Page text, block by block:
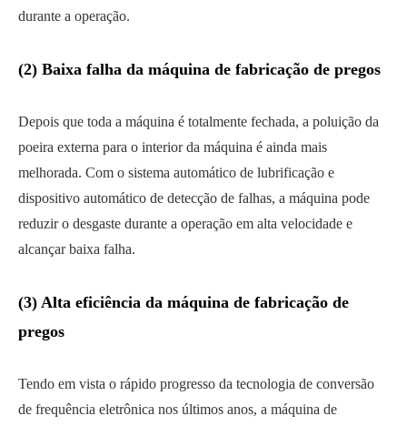
durante a operação.
(2) Baixa falha da máquina de fabricação de pregos
Depois que toda a máquina é totalmente fechada, a poluição da
poeira externa para o interior da máquina é ainda mais
melhorada. Com o sistema automático de lubrificação e
dispositivo automático de detecção de falhas, a máquina pode
reduzir o desgaste durante a operação em alta velocidade e
alcançar baixa falha.
(3) Alta eficiência da máquina de fabricação de
pregos
Tendo em vista o rápido progresso da tecnologia de conversão
de frequência eletrônica nos últimos anos, a máquina de